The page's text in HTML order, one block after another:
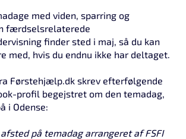
med viden, sparring og
færdselsrelaterede
finder sted i maj, så du kan
med, hvis du endnu ikke har deltaget.
Førstehjælp.dk skrev efterfølgende
profil begejstret om den temadag,
i Odense:
afsted på temadag arrangeret afFSFI